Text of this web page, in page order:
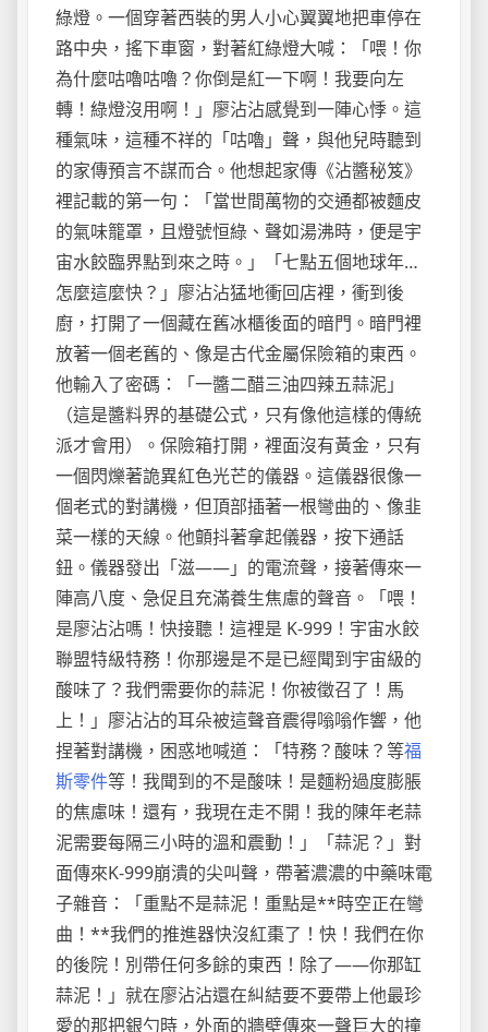
綠燈。一個穿著西裝的男人小心翼翼地把車停在
路中央，搖下車窗，對著紅綠燈大喊：「喂！你
為什麼咕嚕咕嚕？你倒是紅一下啊！我要向左
轉！綠燈沒用啊！」廖沾沾感覺到一陣心悸。這
種氣味，這種不祥的「咕嚕」聲，與他兒時聽到
的家傳預言不謀而合。他想起家傳《沾醬秘笈》
裡記載的第一句：「當世間萬物的交通都被麵皮
的氣味籠罩，且燈號恒綠、聲如湯沸時，便是宇
宙水餃臨界點到來之時。」「七點五個地球年…
怎麼這麼快？」廖沾沾猛地衝回店裡，衝到後
廚，打開了一個藏在舊冰櫃後面的暗門。暗門裡
放著一個老舊的、像是古代金屬保險箱的東西。
他輸入了密碼：「一醬二醋三油四辣五蒜泥」
（這是醬料界的基礎公式，只有像他這樣的傳統
派才會用）。保險箱打開，裡面沒有黃金，只有
一個閃爍著詭異紅色光芒的儀器。這儀器很像一
個老式的對講機，但頂部插著一根彎曲的、像韭
菜一樣的天線。他顫抖著拿起儀器，按下通話
鈕。儀器發出「滋——」的電流聲，接著傳來一
陣高八度、急促且充滿養生焦慮的聲音。「喂！
是廖沾沾嗎！快接聽！這裡是 K-999！宇宙水餃
聯盟特級特務！你那邊是不是已經聞到宇宙級的
酸味了？我們需要你的蒜泥！你被徵召了！馬
上！」廖沾沾的耳朵被這聲音震得嗡嗡作響，他
捏著對講機，困惑地喊道：「特務？酸味？等福
斯零件等！我聞到的不是酸味！是麵粉過度膨脹
的焦慮味！還有，我現在走不開！我的陳年老蒜
泥需要每隔三小時的溫和震動！」「蒜泥？」對
面傳來K-999崩潰的尖叫聲，帶著濃濃的中藥味電
子雜音：「重點不是蒜泥！重點是**時空正在彎
曲！**我們的推進器快沒紅棗了！快！我們在你
的後院！別帶任何多餘的東西！除了——你那缸
蒜泥！」就在廖沾沾還在糾結要不要帶上他最珍
愛的那把銀勺時，外面的牆壁傳來一聲巨大的撞